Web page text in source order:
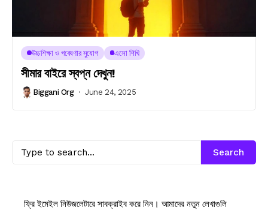
উচ্চশিক্ষা ও গবেষণার সুযোগ এসো শিখি
সীমার বাইরে স্বপ্ন দেখুন!
Biggani Org June 24, 2025
Search
ফ্রি ইমেইল নিউজলেটারে সাবক্রাইব করে নিন। আমাদের নতুন লেখাগুলি